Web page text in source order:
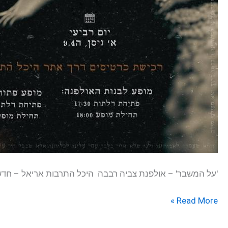
'על המשבר' – אולפנת צביה רבבה היכל התרבות אריאל – חדש יום שלישי, 9 אפריל 2024 בשעה 20:30 משך: שעה ו-30 דקות פתיחת דלתות בשעה
Read More »